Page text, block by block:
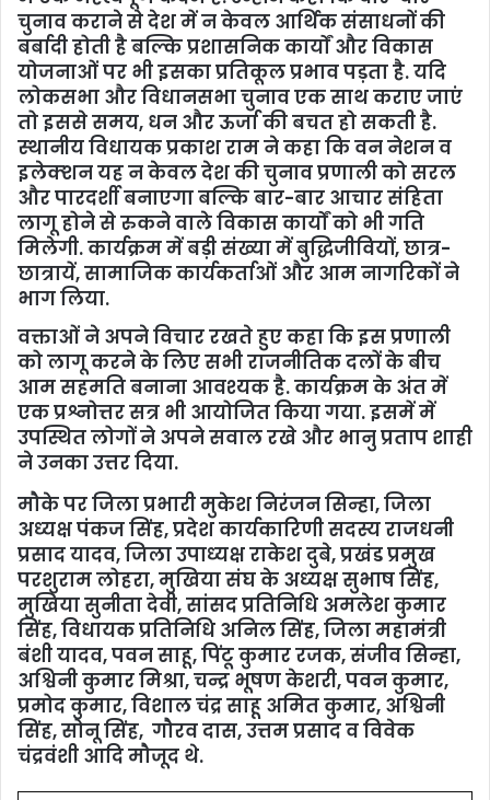
चुनाव कराने से देश में न केवल आर्थिक संसाधनों की
बर्बादी होती है बल्कि प्रशासनिक कार्यों और विकास
योजनाओं पर भी इसका प्रतिकूल प्रभाव पड़ता है. यदि
लोकसभा और विधानसभा चुनाव एक साथ कराए जाएं
तो इससे समय, धन और ऊर्जा की बचत हो सकती है.
स्‍थानीय विधायक प्रकाश राम ने कहा कि वन नेशन व
इलेक्‍शन यह न केवल देश की चुनाव प्रणाली को सरल
और पारदर्शी बनाएगा बल्कि बार-बार आचार संहिता
लागू होने से रुकने वाले विकास कार्यों को भी गति
मिलेगी. कार्यक्रम में बड़ी संख्या में बुद्धिजीवियों, छात्र-
छात्रायें, सामाजिक कार्यकर्ताओं और आम नागरिकों ने
भाग लिया.
वक्ताओं ने अपने विचार रखते हुए कहा कि इस प्रणाली
को लागू करने के लिए सभी राजनीतिक दलों के बीच
आम सहमति बनाना आवश्यक है. कार्यक्रम के अंत में
एक प्रश्नोत्तर सत्र भी आयोजित किया गया. इसमें में
उपस्थित लोगों ने अपने सवाल रखे और भानु प्रताप शाही
ने उनका उत्तर दिया.
मौके पर जिला प्रभारी मुकेश निरंजन सिन्हा, जिला
अध्‍यक्ष पंकज सिंह, प्रदेश कार्यकारिणी सदस्‍य राजधनी
प्रसाद यादव, जिला उपाध्‍यक्ष राकेश दुबे, प्रखंड प्रमुख
परशुराम लोहरा, मुखिया संघ के अध्‍यक्ष सुभाष सिंह,
मुखिया सुनीता देवी, सांसद प्रतिनिधि अमलेश कुमार
सिंह, विधायक प्रतिन‍िधि अनिल सिंह, जिला महामंत्री
बंशी यादव, पवन साहू, पिंटू कुमार रजक, संजीव सिन्हा,
अश्विनी कुमार मिश्रा, चन्द्र भूषण केशरी, पवन कुमार,
प्रमोद कुमार, विशाल चंद्र साहू अमित कुमार, अश्विनी
सिंह, सोनू सिंह, गौरव दास, उत्तम प्रसाद व विवेक
चंद्रवंशी आदि मौजूद थे.